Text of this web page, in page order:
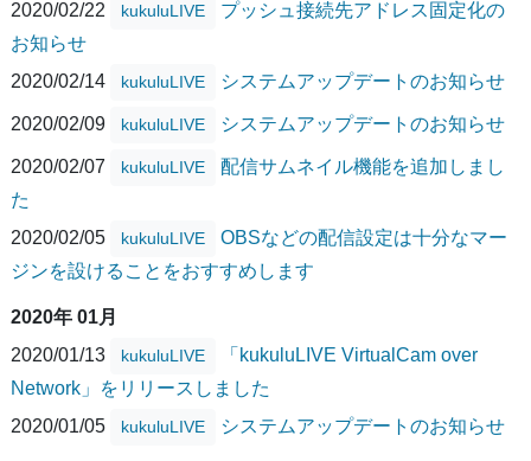
2020/02/22
kukuluLIVE
プッシュ接続先アドレス固定化の
お知らせ
2020/02/14
kukuluLIVE システムアップデートのお知らせ
2020/02/09 kukuluLIVE システムアップデートのお知らせ
2020/02/07 kukuluLIVE
配信サムネイル機能を追加しまし
た
2020/02/05
kukuluLIVE
OBSなどの配信設定は十分なマー
ジンを設けることをおすすめします
2020年 01月
2020/01/13
kukuluLIVE
「kukuluLIVE VirtualCam over
Network」をリリースしました
2020/01/05
kukuluLIVE システムアップデートのお知らせ